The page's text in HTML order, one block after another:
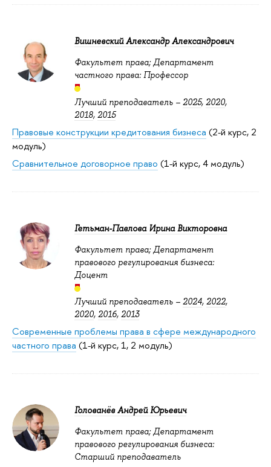
Вишневский Александр Александрович
Факультет права; Департамент
частного права: Профессор
Лучший преподаватель – 2025, 2020,
2018, 2015
Правовые конструкции кредитования бизнеса (2-й курс, 2
модуль)
Сравнительное договорное право (1-й курс, 4 модуль)
Гетьман-Павлова Ирина Викторовна
Факультет права; Департамент
правового регулирования бизнеса:
Доцент
Лучший преподаватель – 2024, 2022,
2020, 2016, 2013
Современные проблемы права в сфере международного
частного права (1-й курс, 1, 2 модуль)
Голованёв Андрей Юрьевич
Факультет права; Департамент
правового регулирования бизнеса:
Старший преподаватель